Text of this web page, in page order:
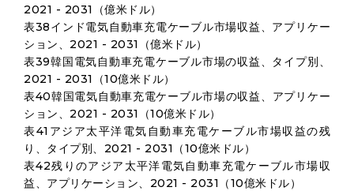
2021 - 2031（億米ドル）
表38インド電気自動車充電ケーブル市場収益、アプリケー
ション、2021 - 2031（億米ドル）
表39韓国電気自動車充電ケーブル市場の収益、タイプ別、
2021 - 2031（10億米ドル）
表40韓国電気自動車充電ケーブル市場の収益、アプリケー
ション、2021 - 2031（10億米ドル）
表41アジア太平洋電気自動車充電ケーブル市場収益の残
り、タイプ別、2021 - 2031（10億米ドル）
表42残りのアジア太平洋電気自動車充電ケーブル市場収
益、アプリケーション、2021 - 2031（10億米ドル）